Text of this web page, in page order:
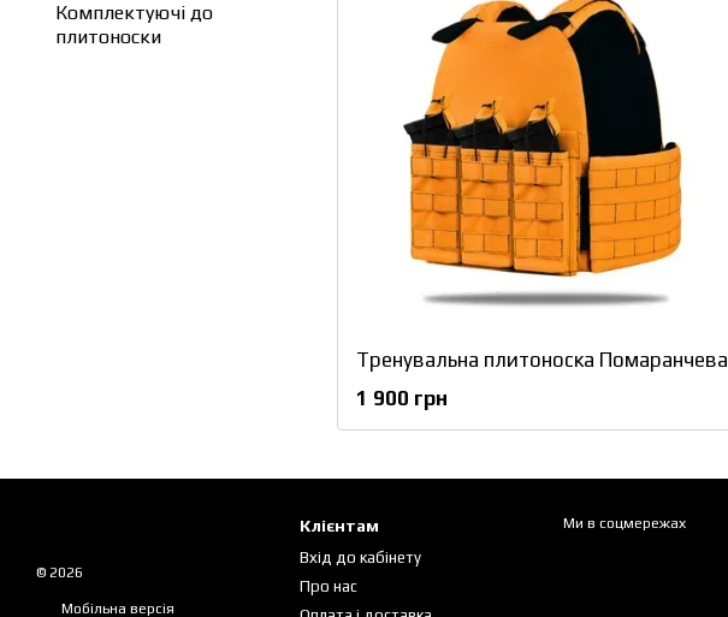
Тренувальна плитоноска Помаранчева
1 900 грн
Комплектуючі до
плитоноски
© 2026
Мобільна версія
Клієнтам
Вхід до кабінету
Про нас
Ми в соцмережах